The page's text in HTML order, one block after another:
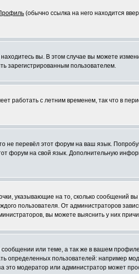
(обычно ссылка на него находится
вы. В этом случае вы можете
зарегистрированным пользователем.
работать с летним временем, так что в
не перевёл этот форум на ваш язык.
форум на свой язык. Дополнительную
указывающие на то, сколько сообщений
пользователя. От администраторов
вы можете выяснить у них
или теме, а так же в вашем
определенных пользователей: например
модератор или администратор может